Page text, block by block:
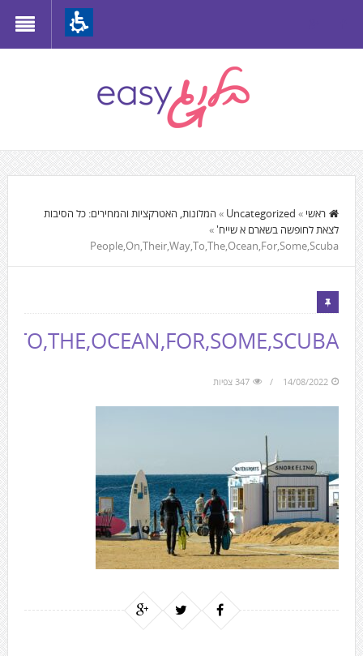
to
move
to
the
main
Content
התוכן
המרכזי,
You
can
press
Enter
to
skip
to
the
next
area
ראשי »
Uncategorized
» המלונות, האטרקציות והמחירים: כל הסיבות
לצאת לחופשה בשארם א שייח'»
People,On,Their,Way,To,The,Ocean,For,Some,Scuba
14/08/2022 347 צפיות